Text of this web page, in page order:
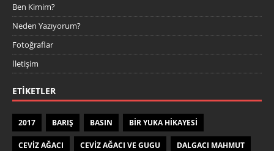
Ben Kimim?
Neden Yazıyorum?
Fotoğraflar
İletişim
ETIKETLER
2017 BARIŞ BASIN BIR YUKA HIKAYESI
CEVIZ AĞACI CEVIZ AĞACI VE GUGU DALGACI MAHMUT